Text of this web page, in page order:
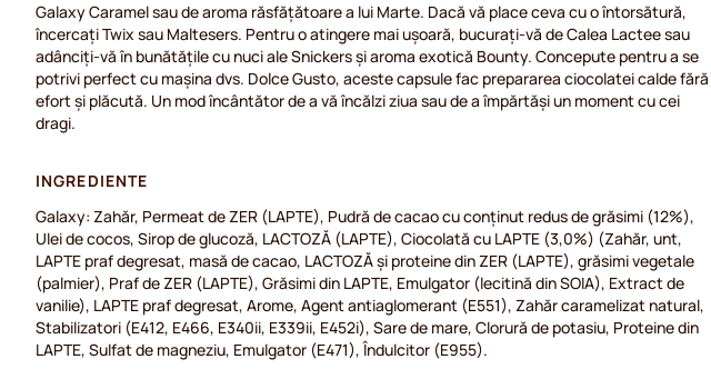
Galaxy Caramel sau de aroma răsfățătoare a lui Marte. Dacă vă place ceva cu o întorsătură,
încercați Twix sau Maltesers. Pentru o atingere mai ușoară, bucurați-vă de Calea Lactee sau
adânciți-vă în bunătățile cu nuci ale Snickers și aroma exotică Bounty. Concepute pentru a se
potrivi perfect cu mașina dvs. Dolce Gusto, aceste capsule fac prepararea ciocolatei calde fără
efort și plăcută. Un mod încântător de a vă încălzi ziua sau de a împărtăși un moment cu cei
dragi.
INGREDIENTE
Galaxy: Zahăr, Permeat de ZER (LAPTE), Pudră de cacao cu conținut redus de grăsimi (12%),
Ulei de cocos, Sirop de glucoză, LACTOZĂ (LAPTE), Ciocolată cu LAPTE (3,0%) (Zahăr, unt,
LAPTE praf degresat, masă de cacao, LACTOZĂ și proteine din ZER (LAPTE), grăsimi vegetale
(palmier), Praf de ZER (LAPTE), Grăsimi din LAPTE, Emulgator (lecitină din SOIA), Extract de
vanilie), LAPTE praf degresat, Arome, Agent antiaglomerant (E551), Zahăr caramelizat natural,
Stabilizatori (E412, E466, E340ii, E339ii, E452i), Sare de mare, Clorură de potasiu, Proteine din
LAPTE, Sulfat de magneziu, Emulgator (E471), Îndulcitor (E955).